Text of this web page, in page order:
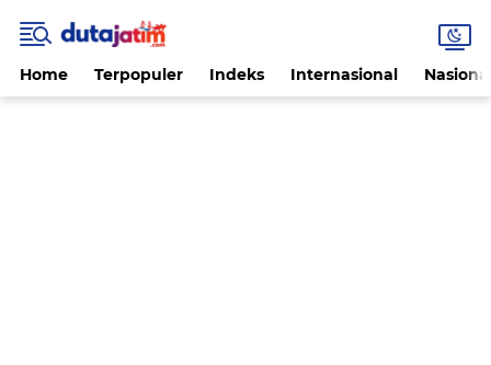
Home Terpopuler Indeks Internasional